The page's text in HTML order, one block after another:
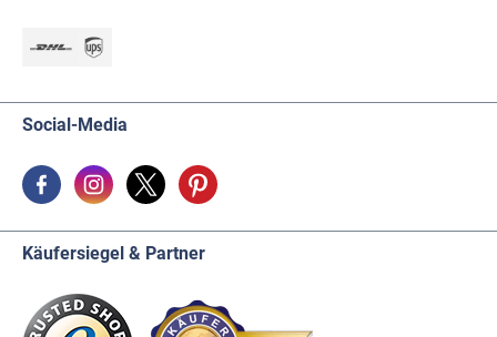
Social-Media
Käufersiegel & Partner